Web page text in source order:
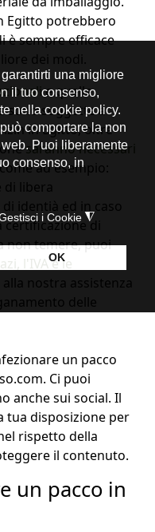
Egitto potrebbero
è sempre efficace
dei modi.
e quelle
sono soggette a
in Egitto, oltre
saranno necessari
ad esempio:
libera
identià ed in caso
di
non temere, puoi
l'IVA e le
nostra assistenza
delle
un pacco
Ci puoi
anche sui social. Il
tua disposizione per
rispetto della
il contenuto.
un pacco in